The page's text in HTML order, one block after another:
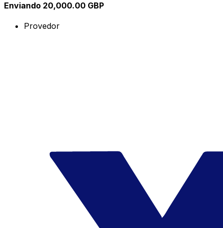
Enviando 20,000.00 GBP
Provedor